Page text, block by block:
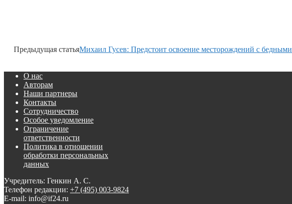
Предыдущая статьяМихаил Гусев: Предстоит освоение месторождений с
О нас
Авторам
Наши партнеры
Контакты
Сотрудничество
Особое уведомление
Ограничение
ответственности
Политика в отношении
обработки персональных
данных
Учредитель: Генкин А. С.
Телефон редакции: +7 (495) 003-9824
E-mail: info@if24.ru